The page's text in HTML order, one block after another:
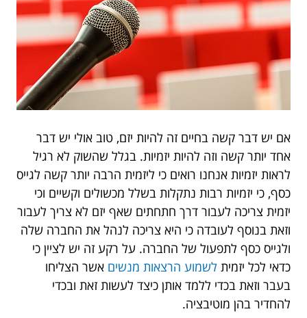
אם יש דבר קשה בחיים זה להיות יזם, טוב אולי יש דבר
אחד יותר קשה וזה להיות יזמיות. בגלל שהשוק לא רגיל
לראות יזמיות אנחנו רואים כי ליזמית הרבה יותר קשה לגייס
כסף, כי יזמיות רבות נתקלות בשלל מכשולים וקשיים וכי
יזמית צריכה לעבור דרך חתחתים שאף יזם לא צריך לעבור
וזאת בנוסף לעובדה כי היא צריכה לנהל את החברה שלה
ולגייס כסף לתפעול של החברה. על רקע זה יש לציין כי
כדאי לכל יזמית לשמוע הרצאות מנשים אשר הצליחו
בעבר וזאת בכדי ללמד אותן כיצד לעשות זאת ובכדי
להחדיר בהן מוטיבציה.